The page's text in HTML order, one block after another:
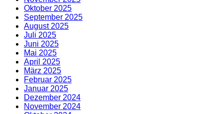
Oktober 2025
September 2025
August 2025
Juli 2025
Juni 2025
Mai 2025
April 2025
März 2025
Februar 2025
Januar 2025
Dezember 2024
November 2024